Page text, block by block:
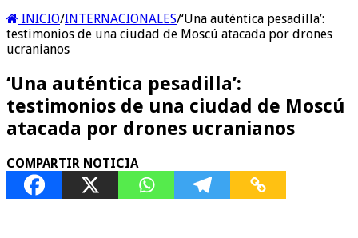
INICIO/INTERNACIONALES/‘Una auténtica pesadilla’:
testimonios de una ciudad de Moscú atacada por drones
ucranianos
‘Una auténtica pesadilla’:
testimonios de una ciudad de Moscú
atacada por drones ucranianos
COMPARTIR NOTICIA